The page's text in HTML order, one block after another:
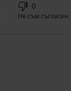
0
Не съм съгласен